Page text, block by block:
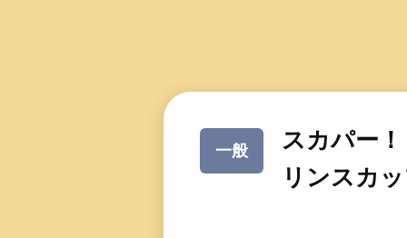
一般
スカパー
リンスカ